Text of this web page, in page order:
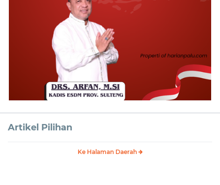
Artikel Pilihan
Ke Halaman Daerah